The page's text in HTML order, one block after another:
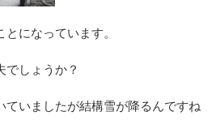
になっています。
でしょうか？
ていましたが結構雪が降るんですね